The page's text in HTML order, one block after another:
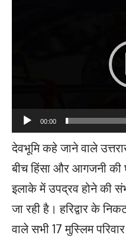
00:00
देवभूमि कहे जाने वाले
बीच हिंसा और आगजनी
इलाके में उपद्रव होने की
जा रही है। हरिद्वार के
वाले सभी 17 मुस्लिम